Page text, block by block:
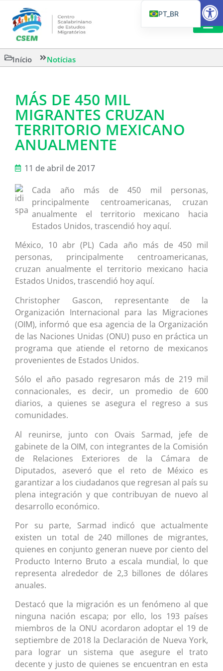
Início Notícias
MÁS DE 450 MIL
MIGRANTES CRUZAN
TERRITORIO MEXICANO
ANUALMENTE
11 de abril de 2017
Cada año más de 450 mil personas,
principalmente centroamericanas, cruzan
anualmente el territorio mexicano hacia
Estados Unidos, trascendió hoy aquí.
México, 10 abr (PL) Cada año más de 450 mil
personas, principalmente centroamericanas,
cruzan anualmente el territorio mexicano hacia
Estados Unidos, trascendió hoy aquí.
Christopher Gascon, representante de la
Organización Internacional para las Migraciones
(OIM), informó que esa agencia de la Organización
de las Naciones Unidas (ONU) puso en práctica un
programa que atiende el retorno de mexicanos
provenientes de Estados Unidos.
Sólo el año pasado regresaron más de 219 mil
connacionales, es decir, un promedio de 600
diarios, a quienes se asegura el regreso a sus
comunidades.
Al reunirse, junto con Ovais Sarmad, jefe de
gabinete de la OIM, con integrantes de la Comisión
de Relaciones Exteriores de la Cámara de
Diputados, aseveró que el reto de México es
garantizar a los ciudadanos que regresan al país su
plena integración y que contribuyan de nuevo al
desarrollo económico.
Por su parte, Sarmad indicó que actualmente
existen un total de 240 millones de migrantes,
quienes en conjunto generan nueve por ciento del
Producto Interno Bruto a escala mundial, lo que
representa alrededor de 2,3 billones de dólares
anuales.
Destacó que la migración es un fenómeno al que
ninguna nación escapa; por ello, los 193 países
miembros de la ONU acordaron adoptar el 19 de
septiembre de 2018 la Declaración de Nueva York,
para lograr un sistema que asegure el trato
decente y justo de quienes se encuentran en esta
PT_BR
IT